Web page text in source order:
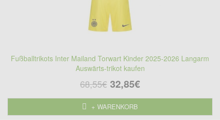
Fußballtrikots Inter Mailand Torwart Kinder 2025-2026 Langarm
Auswärts-trikot kaufen
68,55€ 32,85€
+ WARENKORB